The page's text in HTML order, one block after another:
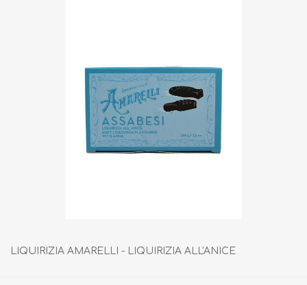
LIQUIRIZIA AMARELLI - LIQUIRIZIA ALL'ANICE